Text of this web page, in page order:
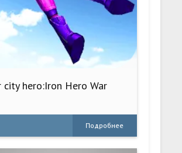
city hero:Iron Hero War
Подробнее